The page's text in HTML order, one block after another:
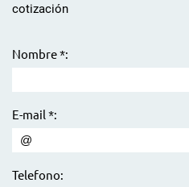
cotización
Nombre *:
E-mail *:
Telefono: